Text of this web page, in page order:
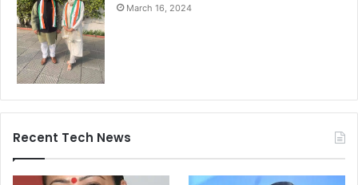
March 16, 2024
Recent Tech News